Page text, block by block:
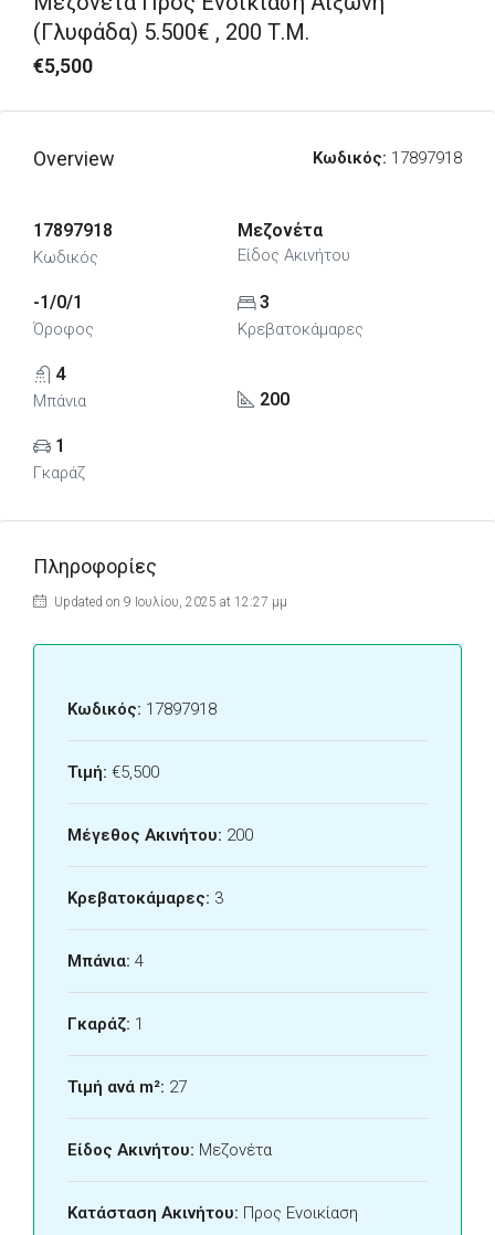
(Γλυφάδα) 5.500€ , 200 Τ.Μ.
€5,500
Overview Κωδικός: 17897918
17897918
Κωδικός
Μεζονέτα
Είδος Ακινήτου
-1/0/1
Όροφος
3
Κρεβατοκάμαρες
4
Μπάνια 200
1
Γκαράζ
Πληροφορίες
Updated on 9 Ιουλίου, 2025 at 12:27 μμ
Κωδικός: 17897918
Τιμή: €5,500
Μέγεθος Ακινήτου: 200
Κρεβατοκάμαρες: 3
Μπάνια: 4
Γκαράζ: 1
Τιμή ανά m²: 27
Είδος Ακινήτου: Μεζονέτα
Κατάσταση Ακινήτου: Προς Ενοικίαση